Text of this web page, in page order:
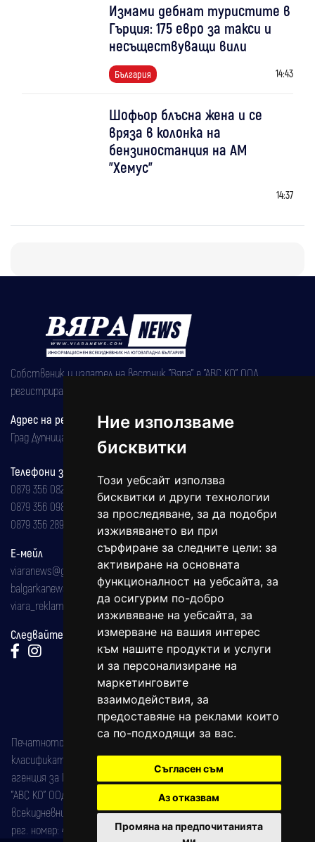
Ние използваме
бисквитки
Този уебсайт използва
бисквитки и други технологии
за проследяване, за да подобри
изживяването ви при
сърфиране за следните цели: за
активиране на основната
функционалност на уебсайта, за
да осигурим по-добро
изживяване на уебсайта, за
измерване на вашия интерес
към нашите продукти и услуги
и за персонализиране на
маркетинговите
взаимодействия, за
предоставяне на реклами които
са по-подходящи за вас.
Съгласен съм
Аз отказвам
Промяна на предпочитанията
Измами дебнат туристите в
Гърция: 175 евро за такси и
несъществуващи вили
България 14:43
Шофьор блъсна жена и се
вряза в колонка на
бензиностанция на АМ
"Хемус"
14:37
Собственик и издател на вестник "Вяра" е "АВС КО" ООД,
регистрирана на 08.05.2002 година.
Адрес на редакцията
Град Дупница, ул.''Христо Ботев" 43
Телефони за реклама и абонаменти
0879 356 082
0879 356 098
0879 356 289
Е-мейл
viaranews@gmail.com
balgarkanews@gmail.com
viara_reklama@mail.bg
Следвайте ни:
Печатното издание на вестника е регистрирано в националния
класификатор на печатните издания (Българска национална
агенция за ISSN) под номер: ISSN 1312-4722.
"АВС КО" ООД е притежател на марката: Вяра информационен
всекидневник на югозападна България, със свидетелство за марка
рег. номер: 47857/11.05.2004 година.